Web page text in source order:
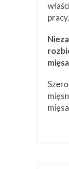
pracy.